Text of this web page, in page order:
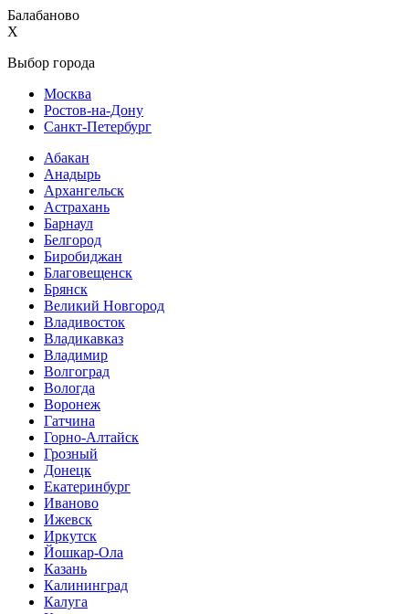
Балабаново
X
Выбор города
Москва
Ростов-на-Дону
Санкт-Петербург
Абакан
Анадырь
Архангельск
Астрахань
Барнаул
Белгород
Биробиджан
Благовещенск
Брянск
Великий Новгород
Владивосток
Владикавказ
Владимир
Волгоград
Вологда
Воронеж
Гатчина
Горно-Алтайск
Грозный
Донецк
Екатеринбург
Иваново
Ижевск
Иркутск
Йошкар-Ола
Казань
Калининград
Калуга